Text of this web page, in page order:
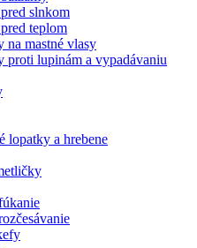
slnkom
teplom
na mastné vlasy
proti lupinám a vypadávaniu
lopatky a hrebene